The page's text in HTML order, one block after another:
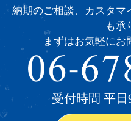
納期のご相談、カスタマ
も承
まずはお気軽にお
受付時間 平